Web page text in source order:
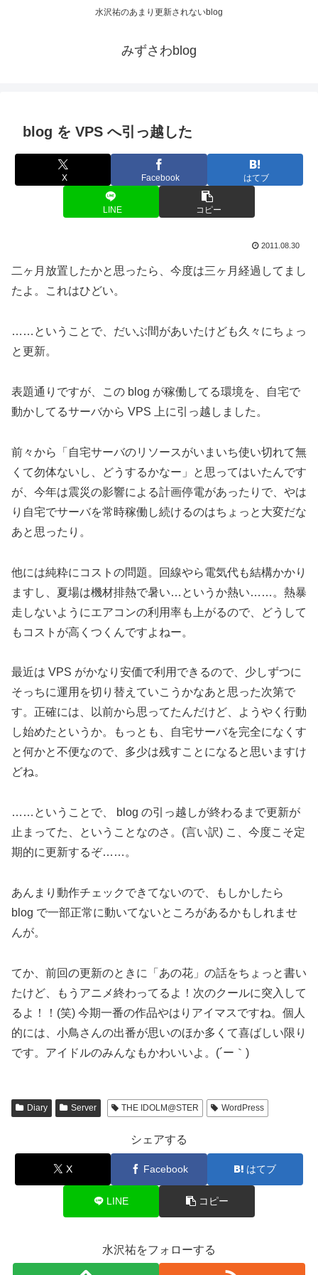
水沢祐のあまり更新されないblog
みずさわblog
blog を VPS へ引っ越した
X Facebook はてブ
LINE コピー
2011.08.30
二ヶ月放置したかと思ったら、今度は三ヶ月経過してまし
たよ。これはひどい。
……ということで、だいぶ間があいたけども久々にちょっ
と更新。
表題通りですが、この blog が稼働してる環境を、自宅で
動かしてるサーバから VPS 上に引っ越しました。
前々から「自宅サーバのリソースがいまいち使い切れて無
くて勿体ないし、どうするかなー」と思ってはいたんです
が、今年は震災の影響による計画停電があったりで、やは
り自宅でサーバを常時稼働し続けるのはちょっと大変だな
あと思ったり。
他には純粋にコストの問題。回線やら電気代も結構かかり
ますし、夏場は機材排熱で暑い…というか熱い……。熱暴
走しないようにエアコンの利用率も上がるので、どうして
もコストが高くつくんですよねー。
最近は VPS がかなり安価で利用できるので、少しずつに
そっちに運用を切り替えていこうかなあと思った次第で
す。正確には、以前から思ってたんだけど、ようやく行動
し始めたというか。もっとも、自宅サーバを完全になくす
と何かと不便なので、多少は残すことになると思いますけ
どね。
……ということで、 blog の引っ越しが終わるまで更新が
止まってた、ということなのさ。(言い訳) こ、今度こそ定
期的に更新するぞ……。
あんまり動作チェックできてないので、もしかしたら
blog で一部正常に動いてないところがあるかもしれませ
んが。
てか、前回の更新のときに「あの花」の話をちょっと書い
たけど、もうアニメ終わってるよ！次のクールに突入して
るよ！！(笑) 今期一番の作品やはりアイマスですね。個人
的には、小鳥さんの出番が思いのほか多くて喜ばしい限り
です。アイドルのみんなもかわいいよ。(´ー｀)
Diary Server THE IDOLM@STER WordPress
シェアする
X Facebook はてブ
LINE コピー
水沢祐をフォローする